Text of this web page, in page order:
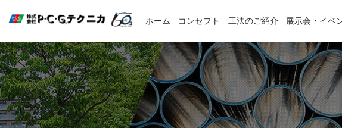
ホーム コンセプト 工法のご紹介 展示会・イベ